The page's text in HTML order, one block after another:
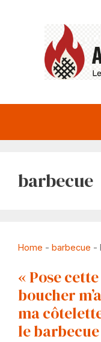
barbecue
Home - barbecue -
« Pose
boucher
ma
le barbecue